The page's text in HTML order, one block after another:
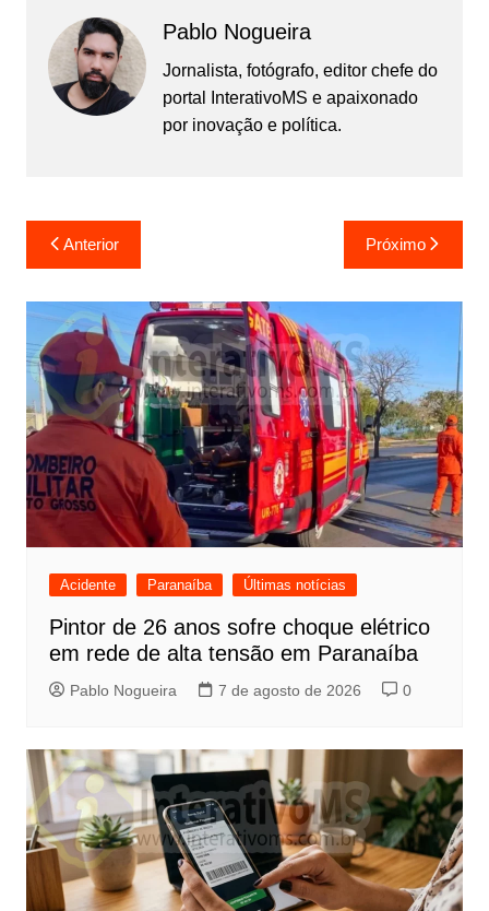
Pablo Nogueira
Jornalista, fotógrafo, editor chefe do
portal InterativoMS e apaixonado
por inovação e política.
Navegação
de
Post
Anterior Próximo
Acidente Paranaíba Últimas notícias
Pintor de 26 anos sofre choque elétrico
em rede de alta tensão em Paranaíba
Pablo Nogueira 7 de agosto de 2026 0